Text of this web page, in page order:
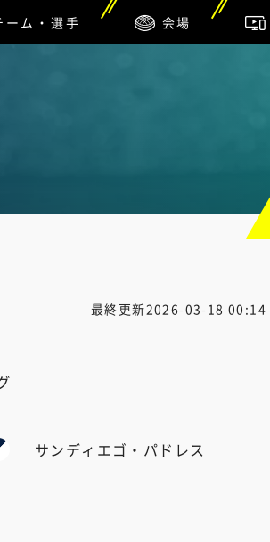
ーム・選手 会場
最終更新2026-03-18 00:14
サンディエゴ・パドレス